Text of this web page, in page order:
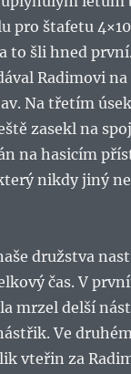
pro štafetu
to šli hned
Radimovi
Na třetím
zasekl na
na hasicím
nikdy jiný
družstva
čas. V
mrzel delší
Ve
vteřin za